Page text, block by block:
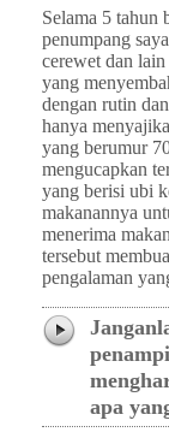
Selama 5 tahun
penumpang
cerewet dan
yang
dengan rutin
hanya
yang berumur
mengucapkan
yang berisi ubi
makanannya
menerima
tersebut
pengalaman
apa